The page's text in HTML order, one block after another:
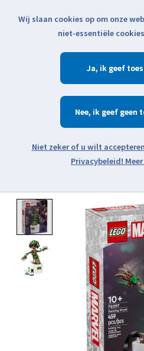
Klik voor actuele
Zoeken
Open
Product image
Wij slaan cookies op om onze
niet-essentiële
Ja
Nee